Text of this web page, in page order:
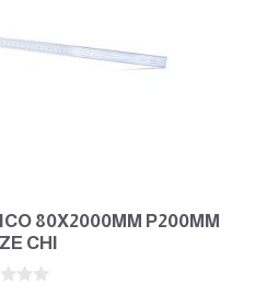
80X2000MM P200MM
CHI